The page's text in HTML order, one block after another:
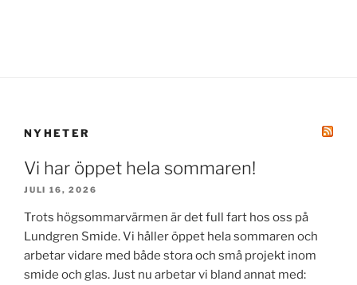
NYHETER
Vi har öppet hela sommaren!
JULI 16, 2026
Trots högsommarvärmen är det full fart hos oss på
Lundgren Smide. Vi håller öppet hela sommaren och
arbetar vidare med både stora och små projekt inom
smide och glas. Just nu arbetar vi bland annat med: